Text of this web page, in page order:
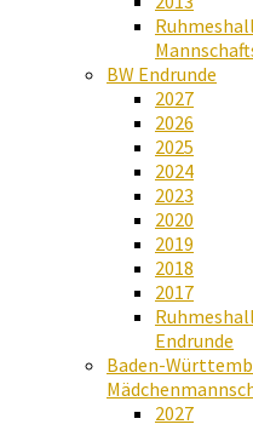
BW Endrunde
2027
2026
2025
2024
2023
2020
2019
2018
2017
Endrunde
Baden-
2027